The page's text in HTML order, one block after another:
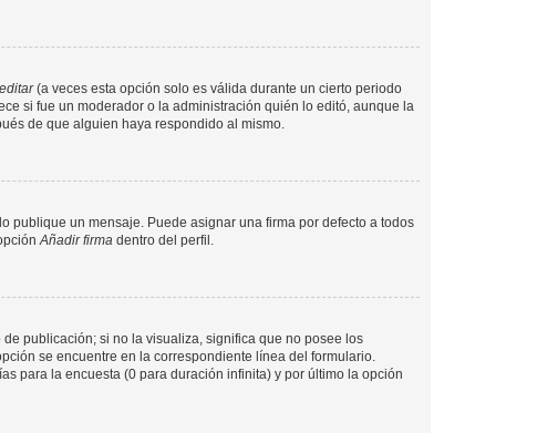
editar(a veces esta opción solo es válida durante un cierto periodo
si fue un moderador o la administración quién lo editó, aunque la
de que alguien haya respondido al mismo.
publique un mensaje. Puede asignar una firma por defecto a todos
Añadir firma dentro del perfil.
publicación; si no la visualiza, significa que no posee los
se encuentre en la correspondiente línea del formulario.
para la encuesta (0 para duración infinita) y por último la opción